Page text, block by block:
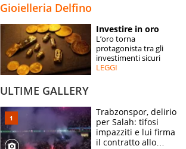
ESPERTI
CONTATTI
Gioielleria Delfino
Investire in oro
L’oro torna
protagonista tra gli
investimenti sicuri
LEGGI
ULTIME GALLERY
Trabzonspor, delirio
per Salah: tifosi
impazziti e lui firma
il contratto allo